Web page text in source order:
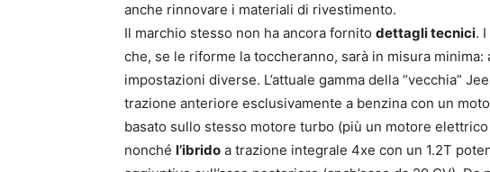
anche rinnovare i materiali di rivestimento.
Il marchio stesso non ha ancora fornito dettagli tecnici.
che, se le riforme la toccheranno, sarà in misura
impostazioni diverse. L’attuale gamma della “vecchia”
trazione anteriore esclusivamente a benzina con un
basato sullo stesso motore turbo (più un motore elettrico
nonché l’ibrido a trazione integrale 4xe con un 1.2T